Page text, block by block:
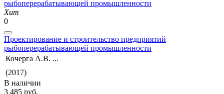
Хит
0
Проектирование и строительство предприятий
рыбоперерабатывающей промышленности
Кочерга А.В. ...
(2017)
В наличии
3 485 руб.